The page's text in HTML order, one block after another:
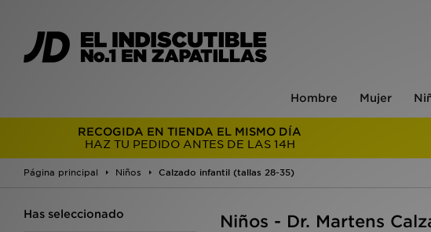
Hombre Mujer
RECOGIDA EN TIENDA EL MISMO DÍA
HAZ TU PEDIDO ANTES DE LAS 14H
Página principal Niños Calzado infantil (tallas 28-35)
Has seleccionado Niños - Dr. Martens